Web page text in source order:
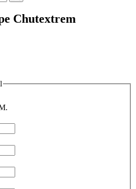
Chutextrem